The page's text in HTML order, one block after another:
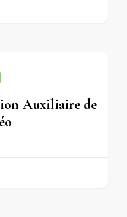
Auxiliaire de